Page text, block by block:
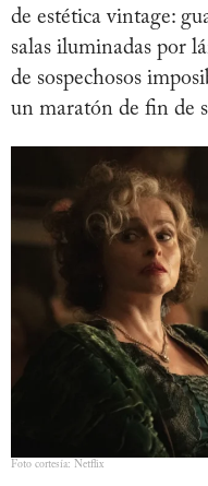
de estética vintage:
salas iluminadas por
de sospechosos
un maratón de fin de
Foto cortesía: Netflix